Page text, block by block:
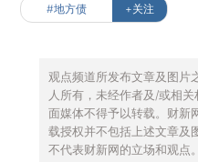
#地方债 +关注
观点频道所发布文章及图片
人所有，未经作者及/或相
面媒体不得予以转载。财新
载授权并不包括上述文章及
不代表财新网的立场和观点。